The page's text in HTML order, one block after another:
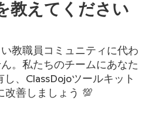
教えてください
教職員コミュニティに代わ
。私たちのチームにあなた
、ClassDojoツールキット
改善しましょう 💯